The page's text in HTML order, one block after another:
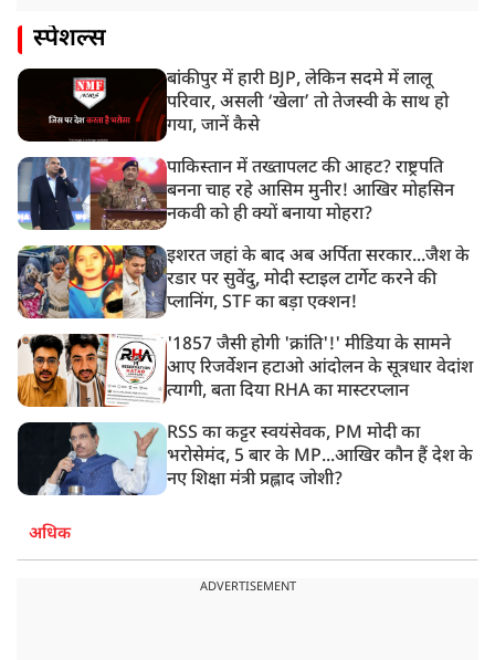
स्पेशल्स
बांकीपुर में हारी BJP, लेकिन सदमे में लालू
परिवार, असली ‘खेला’ तो तेजस्वी के साथ हो
गया, जानें कैसे
पाकिस्तान में तख्तापलट की आहट? राष्ट्रपति
बनना चाह रहे आसिम मुनीर! आखिर मोहसिन
नकवी को ही क्यों बनाया मोहरा?
इशरत जहां के बाद अब अर्पिता सरकार...जैश के
रडार पर सुवेंदु, मोदी स्टाइल टार्गेट करने की
प्लानिंग, STF का बड़ा एक्शन!
'1857 जैसी होगी 'क्रांति'!' मीडिया के सामने
आए रिजर्वेशन हटाओ आंदोलन के सूत्रधार वेदांश
त्यागी, बता दिया RHA का मास्टरप्लान
RSS का कट्टर स्वयंसेवक, PM मोदी का
भरोसेमंद, 5 बार के MP...आखिर कौन हैं देश के
नए शिक्षा मंत्री प्रह्लाद जोशी?
अधिक
ADVERTISEMENT